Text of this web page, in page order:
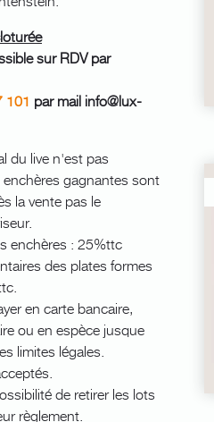
sur RDV par
101 par mail info@lux-
du live n'est pas
gagnantes sont
la vente pas le
enchères : 25%ttc
des plates formes
en carte bancaire,
ou en espèce jusque
limites légales.
de retirer les lots
règlement.